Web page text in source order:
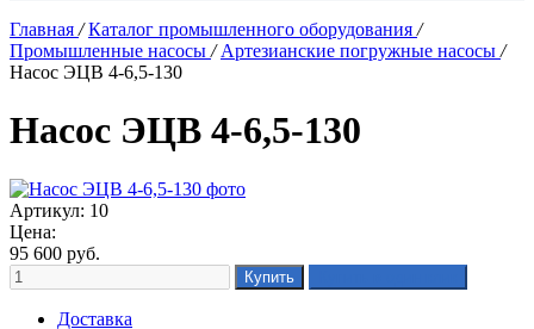
Главная / Каталог промышленного оборудования /
Промышленные насосы / Артезианские погружные насосы /
Насос ЭЦВ 4-6,5-130
Насос ЭЦВ 4-6,5-130
Артикул: 10
Цена:
95 600 руб.
Доставка